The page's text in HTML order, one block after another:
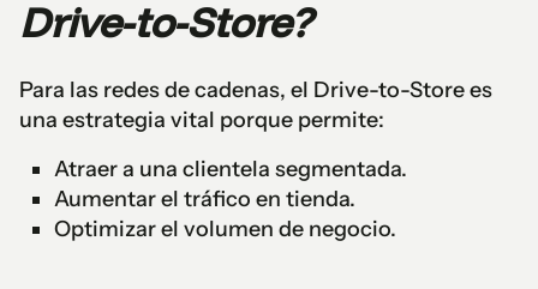
Drive-to-Store?
Para las redes de cadenas, el Drive-to-Store es
una estrategia vital porque permite:
Atraer a una clientela segmentada.
Aumentar el tráfico en tienda.
Optimizar el volumen de negocio.